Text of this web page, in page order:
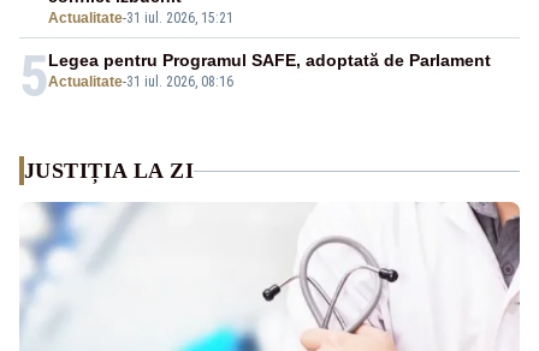
Actualitate-31 iul. 2026, 15:21
5Actualitate-31 iul. 2026, 08:16
Legea pentru Programul SAFE, adoptată de Parlament
JUSTIȚIA LA ZI